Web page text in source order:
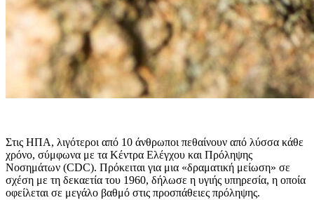
Στις ΗΠΑ, λιγότεροι από 10 άνθρωποι πεθαίνουν από λύσσα κάθε
χρόνο, σύμφωνα με τα Κέντρα Ελέγχου και Πρόληψης
Νοσημάτων (CDC). Πρόκειται για μια «δραματική μείωση» σε
σχέση με τη δεκαετία του 1960, δήλωσε η υγιής υπηρεσία, η οποία
οφείλεται σε μεγάλο βαθμό στις προσπάθειες πρόληψης.